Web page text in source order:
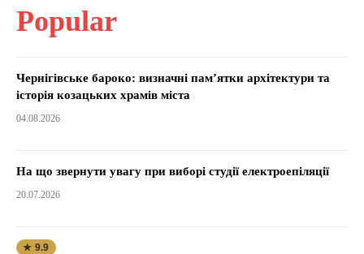
Popular
Чернігівське бароко: визначні пам’ятки архітектури та
історія козацьких храмів міста
04.08.2026
На що звернути увагу при виборі студії електроепіляції
20.07.2026
★ 9.9